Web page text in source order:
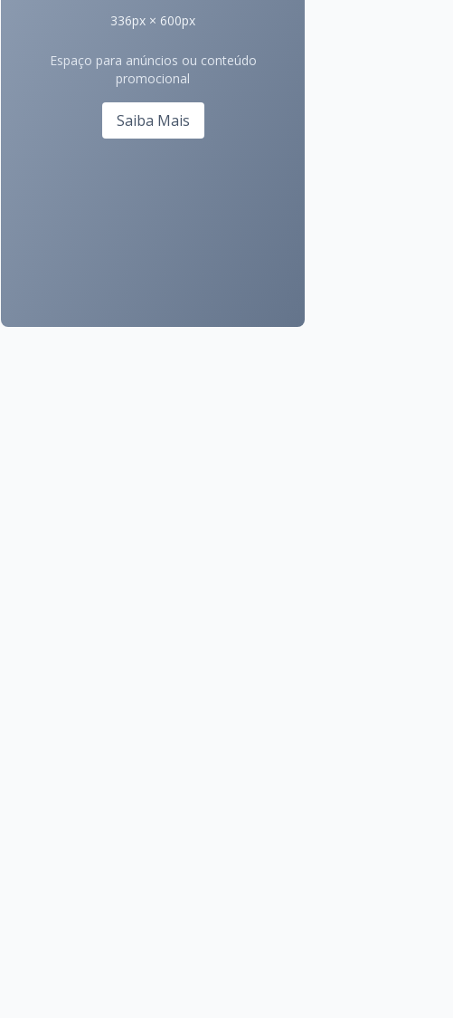
336px × 600px
Espaço para anúncios ou conteúdo
promocional
Saiba Mais